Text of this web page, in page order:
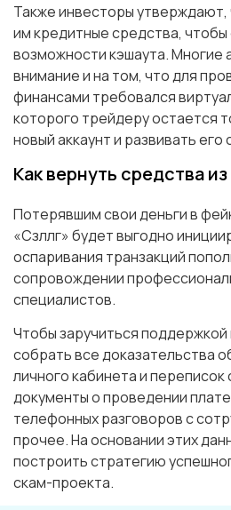
Также инвесторы утверждают,
им кредитные средства, чтобы
возможности кэшаута. Многие
внимание и на том, что для
финансами требовался
которого трейдеру остается
новый аккаунт и развивать его
Как вернуть средства
Потерявшим свои деньги в
«Сзллг» будет выгодно
оспаривания транзакций
сопровождении
специалистов.
Чтобы заручиться
собрать все доказательства
личного кабинета и
документы о проведении
телефонных разговоров с
прочее. На основании этих
построить стратегию
скам-проекта.